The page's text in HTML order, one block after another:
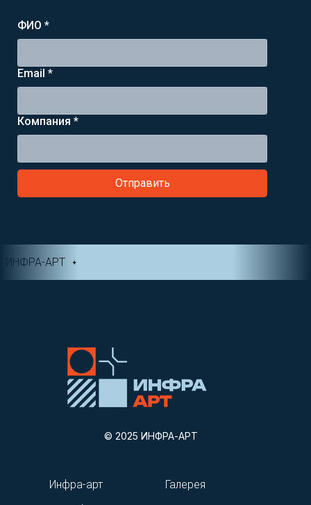
ИНФРА-АРТ
ФИО *
Email *
Компания *
Отправить
Галерея
Инфра-арт
© 2025 ИНФРА-АРТ